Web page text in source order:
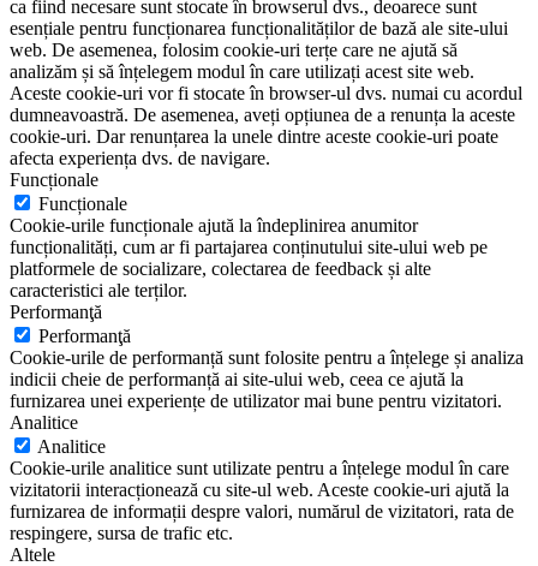
ca fiind necesare sunt stocate în browserul dvs., deoarece sunt
esențiale pentru funcționarea funcționalităților de bază ale site-ului
web. De asemenea, folosim cookie-uri terțe care ne ajută să
analizăm și să înțelegem modul în care utilizați acest site web.
Aceste cookie-uri vor fi stocate în browser-ul dvs. numai cu acordul
dumneavoastră. De asemenea, aveți opțiunea de a renunța la aceste
cookie-uri. Dar renunțarea la unele dintre aceste cookie-uri poate
afecta experiența dvs. de navigare.
Funcționale
Funcționale
Cookie-urile funcționale ajută la îndeplinirea anumitor
funcționalități, cum ar fi partajarea conținutului site-ului web pe
platformele de socializare, colectarea de feedback și alte
caracteristici ale terților.
Performanţă
Performanţă
Cookie-urile de performanță sunt folosite pentru a înțelege și analiza
indicii cheie de performanță ai site-ului web, ceea ce ajută la
furnizarea unei experiențe de utilizator mai bune pentru vizitatori.
Analitice
Analitice
Cookie-urile analitice sunt utilizate pentru a înțelege modul în care
vizitatorii interacționează cu site-ul web. Aceste cookie-uri ajută la
furnizarea de informații despre valori, numărul de vizitatori, rata de
respingere, sursa de trafic etc.
Altele